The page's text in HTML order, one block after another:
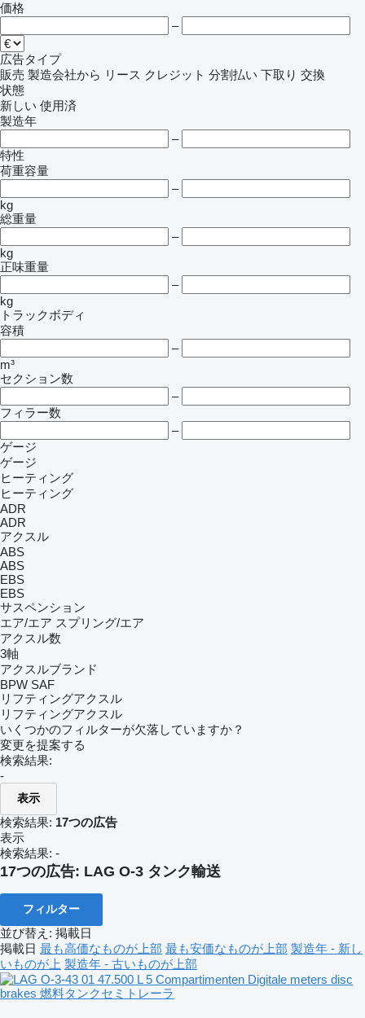
価格
–
広告タイプ
販売 製造会社から リース クレジット 分割払い 下取り 交換
状態
新しい 使用済
製造年
–
特性
荷重容量
–
kg
総重量
–
kg
正味重量
–
kg
トラックボディ
容積
–
m³
セクション数
–
フィラー数
–
ゲージ
ゲージ
ヒーティング
ヒーティング
ADR
ADR
アクスル
ABS
ABS
EBS
EBS
サスペンション
エア/エア スプリング/エア
アクスル数
3軸
アクスルブランド
BPW SAF
リフティングアクスル
リフティングアクスル
いくつかのフィルターが欠落していますか？
変更を提案する
検索結果:
-
表示
検索結果: 17つの広告
表示
検索結果: -
17つの広告: LAG O-3 タンク輸送
フィルター
並び替え : 掲載日
掲載日 最も高価なものが上部 最も安価なものが上部 製造年 - 新し
いものが上 製造年 - 古いものが上部